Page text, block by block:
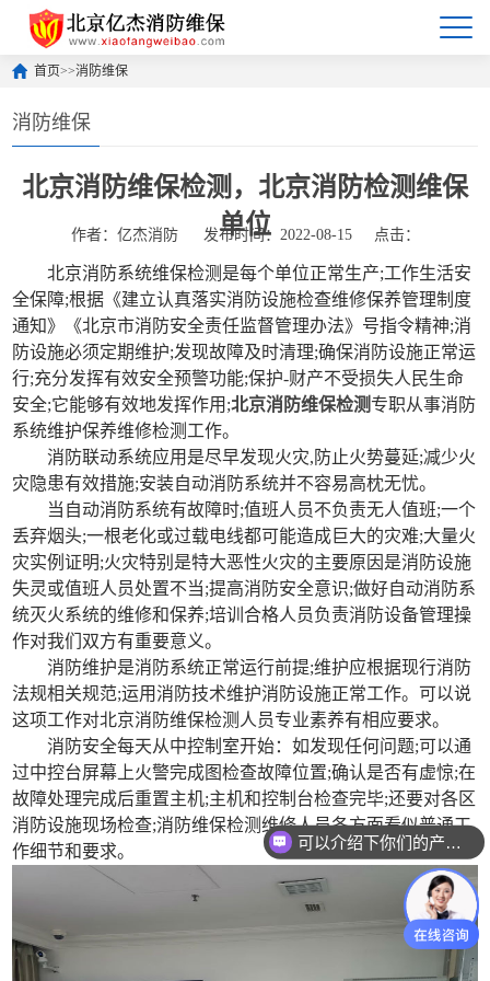
首页>>消防维保
消防维保
北京消防维保检测，北京消防检测维保
单位
作者：亿杰消防 发布时间：2022-08-15 点击：
北京消防系统维保检测是每个单位正常生产;工作生活安
全保障;根据《建立认真落实消防设施检查维修保养管理制度
通知》《北京市消防安全责任监督管理办法》号指令精神;消
防设施必须定期维护;发现故障及时清理;确保消防设施正常运
行;充分发挥有效安全预警功能;保护-财产不受损失人民生命
安全;它能够有效地发挥作用;北京消防维保检测专职从事消防
系统维护保养维修检测工作。
消防联动系统应用是尽早发现火灾,防止火势蔓延;减少火
灾隐患有效措施;安装自动消防系统并不容易高枕无忧。
当自动消防系统有故障时;值班人员不负责无人值班;一个
丢弃烟头;一根老化或过载电线都可能造成巨大的灾难;大量火
灾实例证明;火灾特别是特大恶性火灾的主要原因是消防设施
失灵或值班人员处置不当;提高消防安全意识;做好自动消防系
统灭火系统的维修和保养;培训合格人员负责消防设备管理操
作对我们双方有重要意义。
消防维护是消防系统正常运行前提;维护应根据现行消防
法规相关规范;运用消防技术维护消防设施正常工作。可以说
这项工作对北京消防维保检测人员专业素养有相应要求。
消防安全每天从中控制室开始：如发现任何问题;可以通
过中控台屏幕上火警完成图检查故障位置;确认是否有虚惊;在
故障处理完成后重置主机;主机和控制台检查完毕;还要对各区
消防设施现场检查;消防维保检测维修人员各方面看似普通工
作细节和要求。